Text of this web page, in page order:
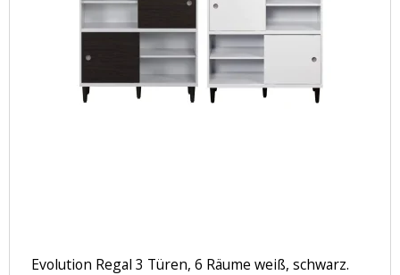
Evolution Regal 3 Türen, 6 Räume weiß, schwarz.